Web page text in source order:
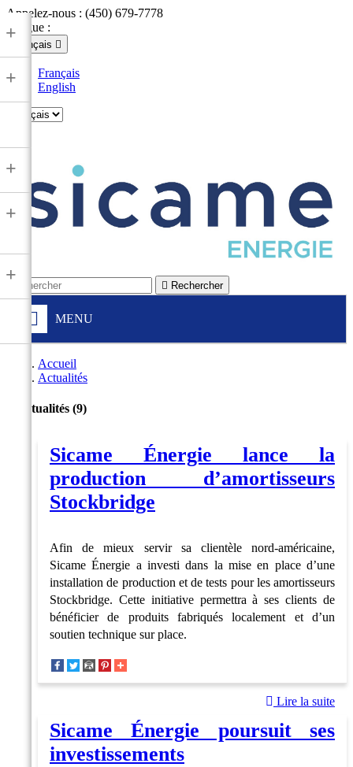
Appelez-nous : (450) 679-7778
Langue :
Français 
Français
English
 Rechercher
MENU
+
+
+
+
+
Accueil
Actualités
Actualités (9)
Sicame Énergie lance la
production d’amortisseurs
Stockbridge
Afin de mieux servir sa clientèle nord-américaine,
Sicame Énergie a investi dans la mise en place d’une
installation de production et de tests pour les amortisseurs
Stockbridge. Cette initiative permettra à ses clients de
bénéficier de produits fabriqués localement et d’un
soutien technique sur place.
Lire la suite
Sicame Énergie poursuit ses
investissements